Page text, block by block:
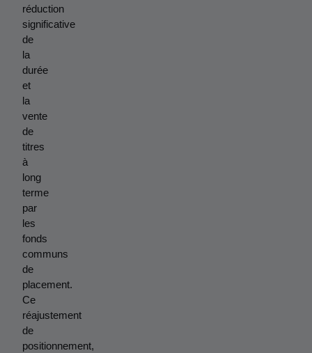
réduction
significative
de
la
durée
et
la
vente
de
titres
à
long
terme
par
les
fonds
communs
de
placement.
Ce
réajustement
de
positionnement,